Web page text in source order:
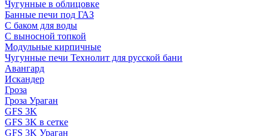
Чугунные в облицовке
Банные печи под ГАЗ
С баком для воды
С выносной топкой
Модульные кирпичные
Чугунные печи Технолит для русской бани
Авангард
Искандер
Гроза
Гроза Ураган
GFS 3K
GFS 3K в сетке
GFS 3K Ураган